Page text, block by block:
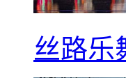
丝路乐